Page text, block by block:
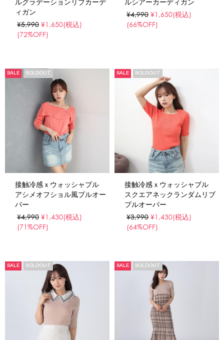
ルグラデーションリブカーデ
ィガン
¥5,990 ¥1,650(税込)
(72%OFF)
ルシアーカーディガン
¥4,990 ¥1,650(税込)
(66%OFF)
SALE SOLDOUT
接触冷感ｘウォッシャブル
アシメオフショル風プルオー
バー
¥4,990 ¥1,430(税込)
(71%OFF)
SALE SOLDOUT
接触冷感ｘウォッシャブル
スクエアネックランダムリブ
プルオーバー
¥3,990 ¥1,430(税込)
(64%OFF)
SALE SOLDOUT SALE SOLDOUT